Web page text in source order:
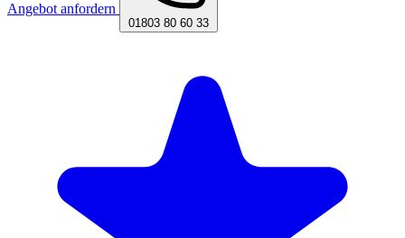
Angebot anfordern
01803 80 60 33